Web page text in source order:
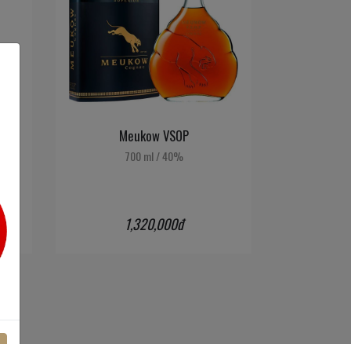
Meukow VSOP
700 ml /40%
1,320,000đ